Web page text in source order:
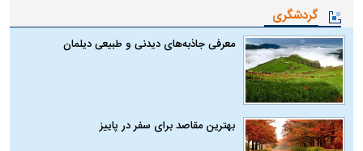
گردشگری
معرفی جاذبه‌های دیدنی و طبیعی دیلمان
بهترین مقاصد برای سفر در پاییز